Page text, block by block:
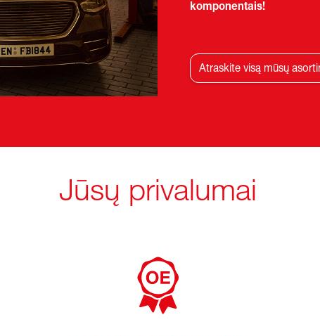
komponentais!
Atraskite visą mūsų
Jūsų privalumai